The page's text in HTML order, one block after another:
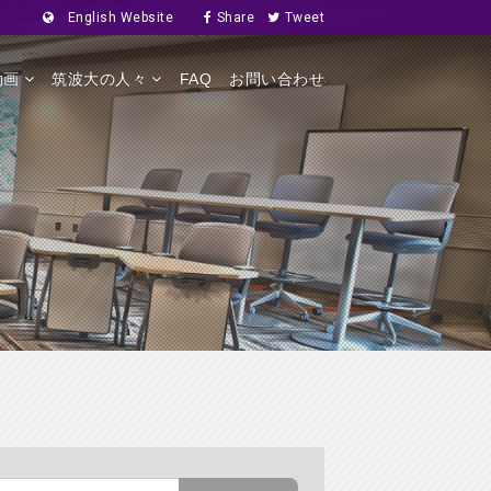
English Website Share Tweet
画 筑波大の人々 FAQ お問い合わせ